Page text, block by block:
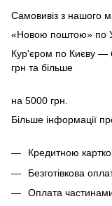
Самовивіз з нашого
«Новою поштою» по
Кур'єром по Києву —
грн та більше
100 грн при
на 5000 грн.
Більше інформації
Кредитною
Безготівкова
Оплата